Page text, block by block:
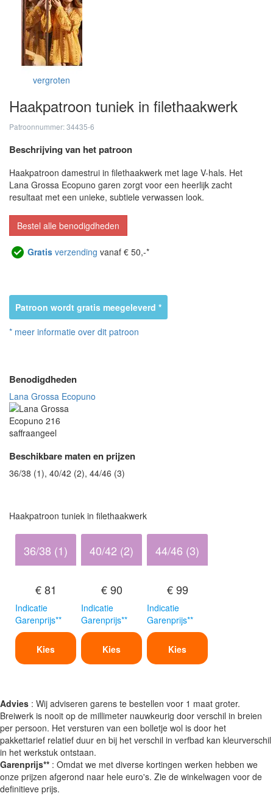
vergroten
Haakpatroon tuniek in filethaakwerk
Patroonnummer: 34435-6
Beschrijving van het patroon
Haakpatroon damestrui in filethaakwerk met lage V-hals. Het
Lana Grossa Ecopuno garen zorgt voor een heerlijk zacht
resultaat met een unieke, subtiele verwassen look.
Bestel alle benodigdheden
Gratis verzending vanaf € 50,-*
Patroon wordt gratis meegeleverd *
* meer informatie over dit patroon
Benodigdheden
Lana Grossa Ecopuno
Beschikbare maten en prijzen
36/38 (1), 40/42 (2), 44/46 (3)
Haakpatroon tuniek in filethaakwerk
36/38 (1)
€ 81
Indicatie
Garenprijs**
Kies
40/42 (2)
€ 90
Indicatie
Garenprijs**
Kies
44/46 (3)
€ 99
Indicatie
Garenprijs**
Kies
Advies : Wij adviseren garens te bestellen voor 1 maat groter.
Breiwerk is nooit op de millimeter nauwkeurig door verschil in breien
per persoon. Het versturen van een bolletje wol is door het
pakkettarief relatief duur en bij het verschil in verfbad kan kleurverschil
in het werkstuk ontstaan.
Garenprijs** : Omdat we met diverse kortingen werken hebben we
onze prijzen afgerond naar hele euro's. Zie de winkelwagen voor de
definitieve prijs.